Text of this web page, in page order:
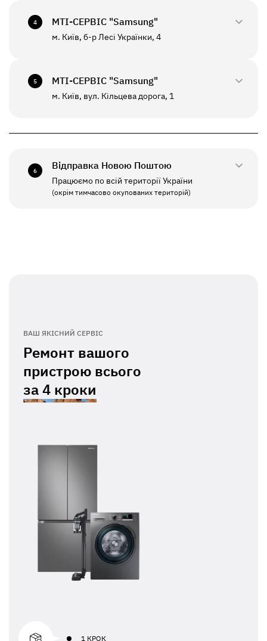
До цього відділення можлива відправка *
СБ - НД
Вихідний
До цього відділення можлива відправка *
+380(67)550-7601
4 МТI-СЕРВІС "Samsung"
м. Київ, б-р Лесі Українки, 4
+380(67)550-7639
5 МТI-СЕРВІС "Samsung"
м. Київ, вул. Кільцева дорога, 1
+380(67)550-7641
ПН - ПТ
СБ - НД
11:00 - 19:00
6 Відправка Новою Поштою
Працюємо по всій території України
(окрім тимчасово окупованих територій)
ВАШ ЯКІСНИЙ СЕРВІС
Ремонт вашого
пристрою всього
за4 кроки
1 КРОК